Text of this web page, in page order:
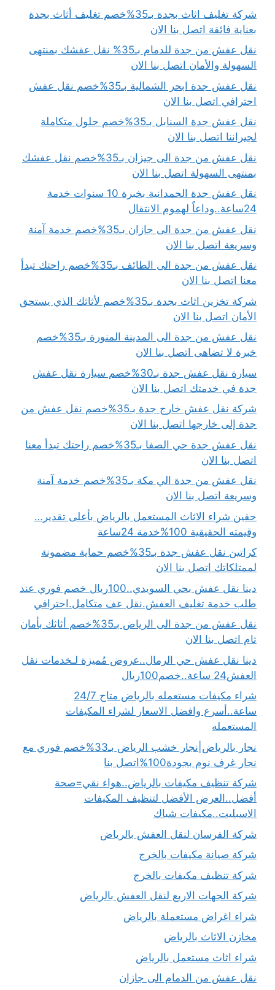
شركة تغليف اثاث بجدة بـ35%خصم تغليف أثاث بجدة
بعناية فائقة اتصل بنا الان
نقل عفش من جدة للدمام بـ35% نقل عفشك بمنتهى
السهولة والأمان اتصل بنا الان
نقل عفش جدة ابحر الشمالية بـ35%خصم نقل عفش
احترافي اتصل بنا الان
نقل عفش جدة السنابل بـ35%خصم حلول متكاملة
لجيراننا اتصل بنا الان
نقل عفش من جدة الى جيزان بـ35%خصم نقل عفشك
بمنتهى السهولة اتصل بنا الان
نقل عفش جدة الحمدانية بخبرة 10 سنوات خدمة
24ساعة..وداعاً لهموم الانتقال
نقل عفش من جدة الى جازان بـ35%خصم خدمة آمنة
وسريعة اتصل بنا الان
نقل عفش من جدة الى الطائف بـ35%خصم راحتك تبدأ
معنا اتصل بنا الان
شركة تخزين اثاث بجدة بـ35%خصم لأثاثك الذي يستحق
الأمان اتصل بنا الان
نقل عفش من جدة الى المدينة المنورة بـ35%خصم
خبرة لا تضاهى اتصل بنا الان
سيارة نقل عفش جدة بـ30%خصم سيارة نقل عفش
جدة في خدمتك اتصل بنا الان
شركة نقل عفش خارج جدة بـ35%خصم نقل عفش من
جدة إلى خارجها اتصل بنا الان
نقل عفش جدة حي الصفا بـ35%خصم راحتك تبدأ معنا
اتصل بنا الان
نقل عفش من جدة الي مكة بـ35%خصم خدمة آمنة
وسريعة اتصل بنا الان
حقين شراء الاثاث المستعمل بالرياض بأعلى تقدير…
وقيمته الحقيقية 100%خدمة 24ساعة
كراتين نقل عفش جدة بـ35%خصم حماية مضمونة
لممتلكاتك اتصل بنا الان
دينا نقل عفش بحي السويدي..100ريال خصم فوري عند
طلب خدمة تغليف العفش.نقل عف متكامل.احترافي
نقل عفش من جدة الى الرياض بـ35%خصم أثاثك بأمان
تام اتصل بنا الان
دينا نقل عفش حي الرمال..عروض مُميزة لـخدمات نقل
العفش24 ساعة..خصم100ريال
شراء مكيفات مستعمله بالرياض متاح 24/7
ساعة..أسرع وافضل الاسعار لشراء المكيفات
المستعمله
نجار بالرياض|نجار خشب الرياض بـ33%خصم فوري مع
نجار غرف نوم بجودة100%اتصل بنا
شركة تنظيف مكيفات بالرياض..هواء نقي=صحة
أفضل..العرض الأفضل لتنظيف المكيفات
الاسبليت..مكيفات شباك
شركة الفرسان لنقل العفش بالرياض
شركة صيانة مكيفات بالخرج
شركة تنظيف مكيفات بالخرج
شركة الجهات الاربع لنقل العفش بالرياض
شراء اغراض مستعملة بالرياض
مخازن الاثاث بالرياض
شراء اثاث مستعمل بالرياض
نقل عفش من الدمام الى جازان